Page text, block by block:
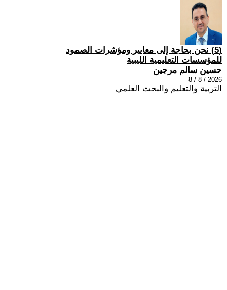
(5) نحن بحاجة إلى معايير ومؤشرات الصمود
للمؤسسات التعليمية الليبية
حسين سالم مرجين
2026 / 8 / 8
التربية والتعليم والبحث العلمي